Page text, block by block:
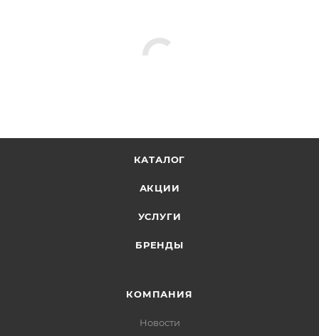
КАТАЛОГ
АКЦИИ
УСЛУГИ
БРЕНДЫ
КОМПАНИЯ
Новости